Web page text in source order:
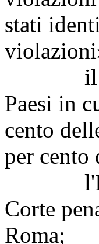
stati
il 61
Paesi in
cento
per cento
l'Iraq
Corte
Roma;